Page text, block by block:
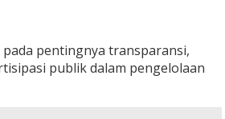
pentingnya transparansi,
publik dalam pengelolaan